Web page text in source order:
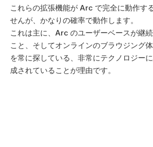
これらの拡張機能が Arc で完全に動作す
せんが、かなりの確率で動作します。
これは主に、Arc のユーザーベースが継
こと、そしてオンラインのブラウジング
を常に探している、非常にテクノロジー
成されていることが理由です。